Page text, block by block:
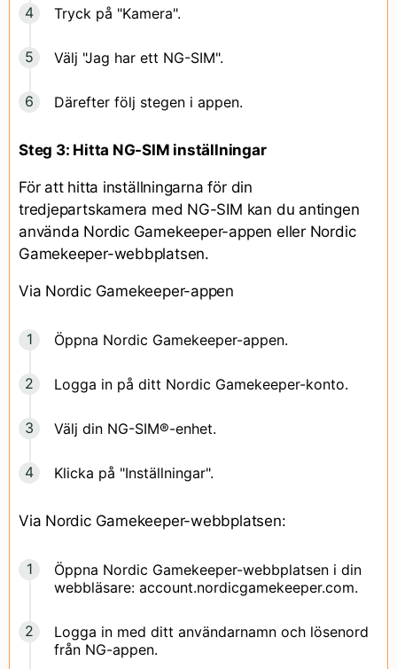
Tryck på "Kamera".
Välj "Jag har ett NG-SIM".
Därefter följ stegen i appen.
Steg 3: Hitta NG-SIM inställningar
För att hitta inställningarna för din
tredjepartskamera med NG-SIM kan du antingen
använda Nordic Gamekeeper-appen eller Nordic
Gamekeeper-webbplatsen.
Via Nordic Gamekeeper-appen
Öppna Nordic Gamekeeper-appen.
Logga in på ditt Nordic Gamekeeper-konto.
Välj din NG-SIM®-enhet.
Klicka på "Inställningar".
Via Nordic Gamekeeper-webbplatsen:
Öppna Nordic Gamekeeper-webbplatsen i din
webbläsare: account.nordicgamekeeper.com.
Logga in med ditt användarnamn och lösenord
från NG-appen.